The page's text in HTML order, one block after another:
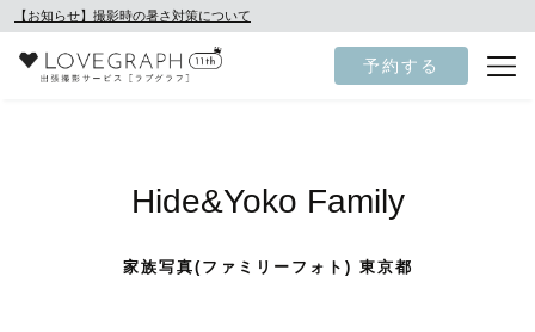
【お知らせ】撮影時の暑さ対策について
予約する
Hide&Yoko Family
家族写真(ファミリーフォト) 東京都